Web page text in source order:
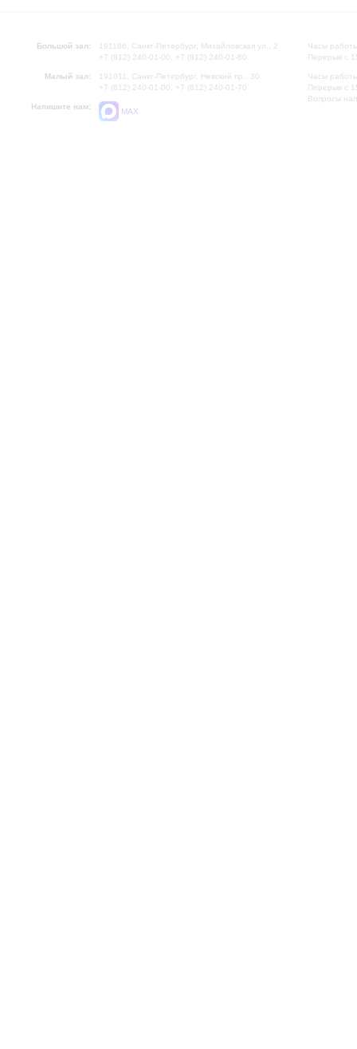
Большой зал:
191186, Санкт-Петербург, Михайловская ул., 2
+7 (812) 240-01-00, +7 (812) 240-01-80
Малый зал:
191011, Санкт-Петербург, Невский пр., 30
+7 (812) 240-01-00, +7 (812) 240-01-70
Напишите нам:
MAX
Часы
Перерыв с
Часы
Перерыв с
Вопросы